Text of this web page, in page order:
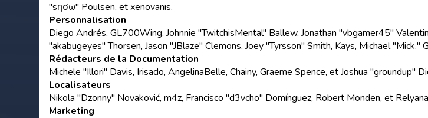
"sησω" Poulsen, et xenovanis.
Personnalisation
Diego Andrés, GL700Wing, Johnnie "TwitchisMental" Ballew, Jonathan "vbgamer45"
"akabugeyes" Thorsen, Jason "JBlaze" Clemons, Joey "Tyrsson" Smith, Kays, Michael
Rédacteurs de la Documentation
Michele "Illori" Davis, Irisado, AngelinaBelle, Chainy, Graeme Spence, et Joshua "groundup"
Localisateurs
Nikola "Dzonny" Novaković, m4z, Francisco "d3vcho" Domínguez, Robert Monden, et
Marketing